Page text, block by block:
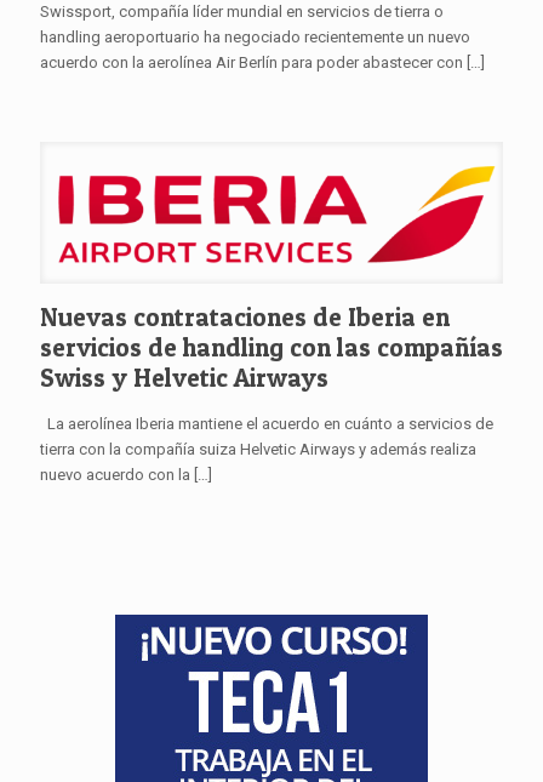
Swissport, compañía líder mundial en servicios de tierra o
handling aeroportuario ha negociado recientemente un nuevo
acuerdo con la aerolínea Air Berlín para poder abastecer con
Nuevas contrataciones de Iberia en
servicios de handling con las compañías
Swiss y Helvetic Airways
La aerolínea Iberia mantiene el acuerdo en cuánto a servicios de
tierra con la compañía suiza Helvetic Airways y además realiza
nuevo acuerdo con la […]